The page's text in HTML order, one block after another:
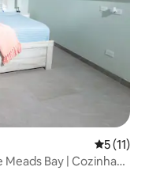
5 de uma
5 (11)
Bay | Cozinha